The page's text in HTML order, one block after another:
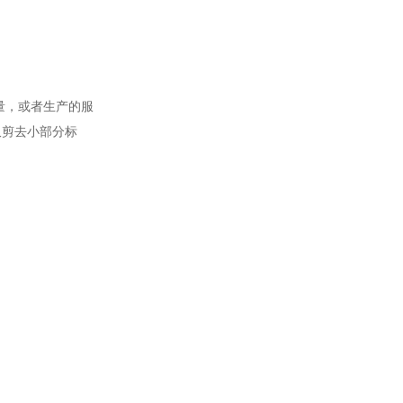
，或者生产的服
去小部分标